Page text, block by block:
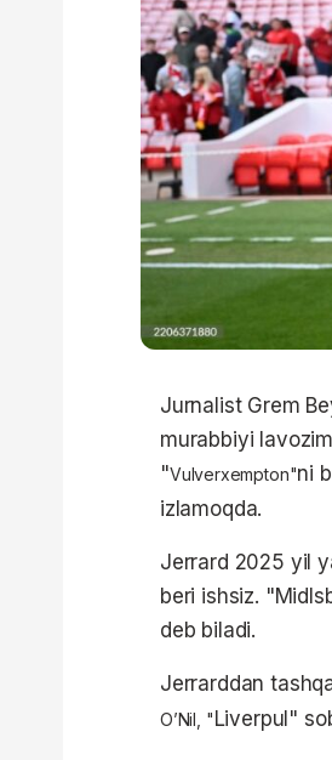
Jurnalist Grem
murabbiyi
"Vulverxempton"ni
izlamoqda.
Jerrard 2025 yil
beri ishsiz.
deb biladi.
Jerrarddan
O’Nil, "Liverpul"